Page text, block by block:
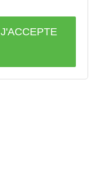
J'ACCEPTE